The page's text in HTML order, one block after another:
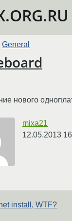
General
нового
mixa21
12.05.2013
install, WTF?